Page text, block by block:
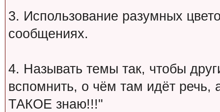
3. Использование разумных
сообщениях.
4. Называть темы так, чтобы
вспомнить, о чём там идёт речь,
ТАКОЕ знаю!!!"